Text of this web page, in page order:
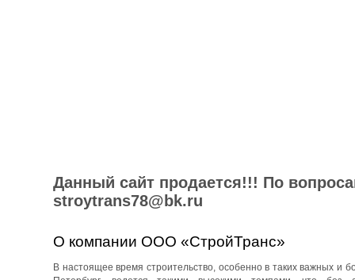
Данный сайт продается!!! По
stroytrans78@bk.ru
О компании ООО «СтройТранс»
В настоящее время строительство, особенно в таких важных и